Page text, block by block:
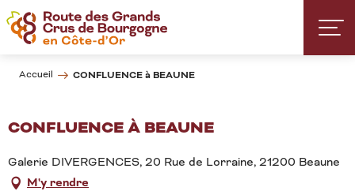
Aller
au
contenu
Accueil CONFLUENCE à BEAUNE
CONFLUENCE À BEAUNE
Galerie DIVERGENCES, 20 Rue de Lorraine, 21200 Beaune
M'y rendre